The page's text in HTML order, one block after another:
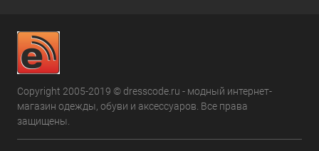
Copyright 2005-2019 © dresscode.ru - модный интернет-
магазин одежды, обуви и аксессуаров. Все права
защищены.